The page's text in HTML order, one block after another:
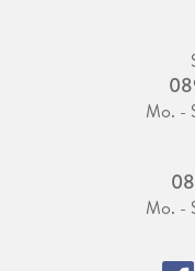
Mo. -
Mo. -